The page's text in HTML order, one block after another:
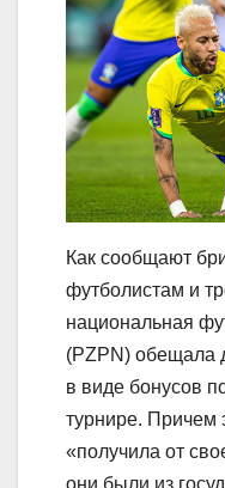
Как сообщают
футболистам и
национальная
(PZPN) обещала
в виде бонусов
турнире. Причем
«получила от
они были из